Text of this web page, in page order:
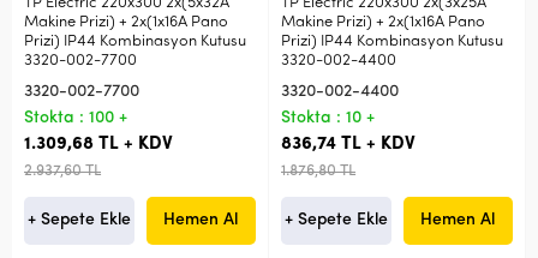
Makine Prizi) + 2x(1x16A Pano
Prizi) IP44 Kombinasyon Kutusu
3320-002-7700
3320-002-7700
Stokta : 100 +
1.309,68 TL + KDV
2.937,60 TL
+ Sepete Ekle Hemen Al
Makine Prizi) + 2x(1x16A Pano
Prizi) IP44 Kombinasyon Kutusu
3320-002-4400
3320-002-4400
Stokta : 10 +
836,74 TL + KDV
1.876,80 TL
+ Sepete Ekle Hemen Al